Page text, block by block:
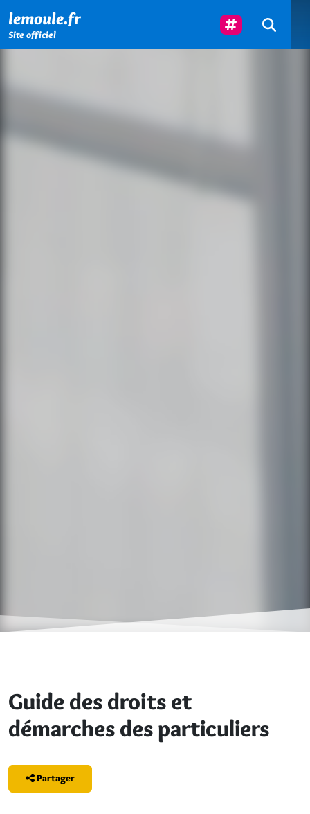
lemoule.fr
Site officiel
Suivez-Nous
Guide des droits et
démarches des particuliers
Partager